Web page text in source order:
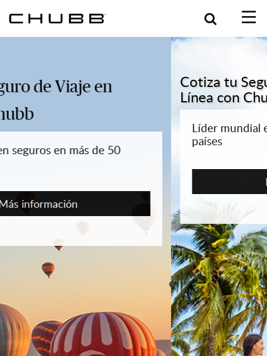
Search
Cotiza tu Seguro de Viaje en
Línea con Chubb
Líder mundial en seguros en más de 50